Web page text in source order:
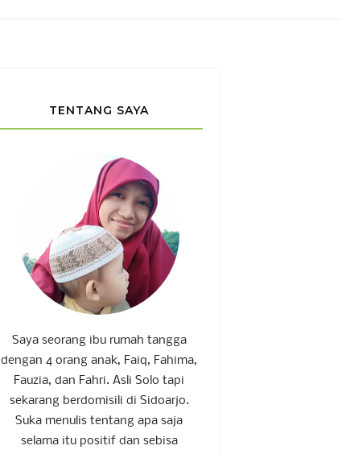
TENTANG SAYA
Saya seorang ibu rumah tangga
dengan 4 orang anak, Faiq, Fahima,
Fauzia, dan Fahri. Asli Solo tapi
sekarang berdomisili di Sidoarjo.
Suka menulis tentang apa saja
selama itu positif dan sebisa